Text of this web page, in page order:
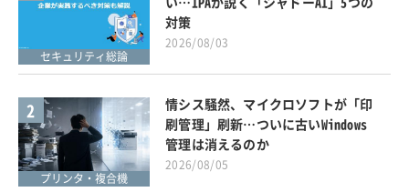
セキュリティ総論
対策
2026/08/03
2
プリンタ・複合機
情シス騒然、マイクロソフトが「印
刷管理」刷新…ついに古いWindows
管理は消えるのか
2026/08/05